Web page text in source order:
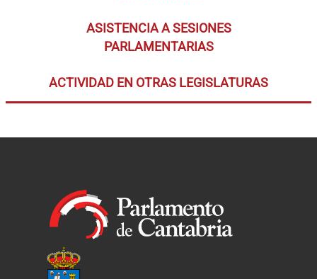
ASISTENCIA A SESIONES
PARLAMENTARIAS
ACTIVIDAD EN OTRAS LEGISLATURAS